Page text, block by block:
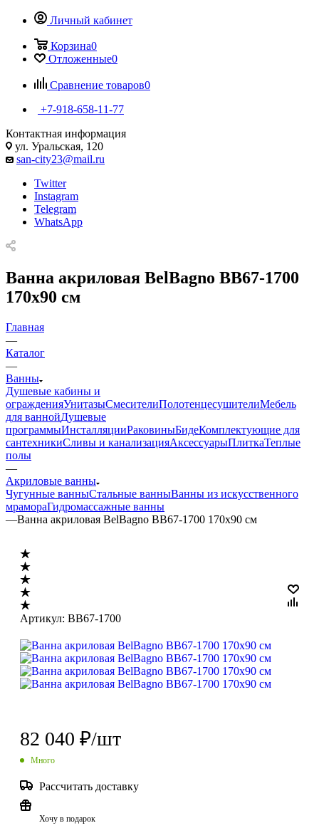
Личный кабинет
Корзина0
Отложенные0
Сравнение товаров0
+7-918-658-11-77
Контактная информация
ул. Уральская, 120
san-city23@mail.ru
Twitter
Instagram
Telegram
WhatsApp
Ванна акриловая BelBagno BB67-1700
170x90 см
Главная
—
Каталог
—
Ванны
Душевые кабины и
огражденияУнитазыСмесителиПолотенцесушителиМебель
для ваннойДушевые
программыИнсталляцииРаковиныБидеКомплектующие для
сантехникиСливы и канализацияАксессуарыПлиткаТеплые
полы
—
Акриловые ванны
Чугунные ванныСтальные ванныВанны из искусственного
мрамораГидромассажные ванны
—Ванна акриловая BelBagno BB67-1700 170x90 см
Артикул: BB67-1700
82 040 ₽/шт
Много
Рассчитать доставку
Хочу в подарок